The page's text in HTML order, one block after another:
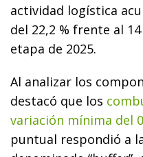
actividad logística
del 22,2 % frente al
etapa de 2025.
Al analizar los
destacó que los
variación mínima del
puntual respondió a